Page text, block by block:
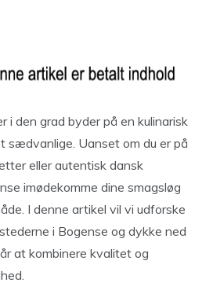
i den grad byder på en kulinarisk
sædvanlige. Uanset om du er på
eller autentisk dansk
imødekomme dine smagsløg
I denne artikel vil vi udforske
i Bogense og dykke ned
at kombinere kvalitet og